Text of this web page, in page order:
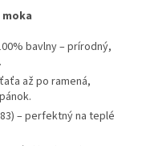
bavlny – prírodný,
až po ramená,
– perfektný na teplé